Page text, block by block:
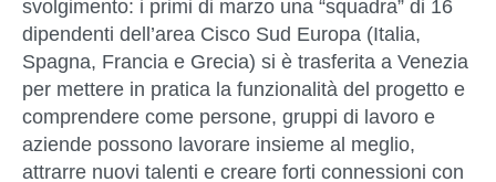
svolgimento: i primi di marzo una “squadra” di 16
dipendenti dell’area Cisco Sud Europa (Italia,
Spagna, Francia e Grecia) si è trasferita a Venezia
per mettere in pratica la funzionalità del progetto e
comprendere come persone, gruppi di lavoro e
aziende possono lavorare insieme al meglio,
attrarre nuovi talenti e creare forti connessioni con